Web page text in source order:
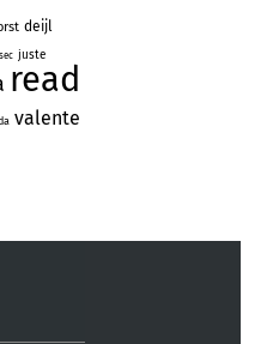
deijl
juste
read
valente